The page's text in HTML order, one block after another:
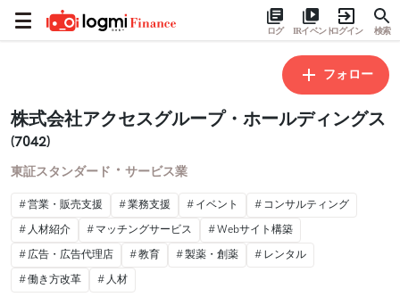
ログ IRイベントログイン 検索
フォロー
株式会社アクセスグループ・ホールディングス
(7042)
東証スタンダード ・ サービス業
営業・販売支援 業務支援 イベント
コンサルティング
人材紹介
マッチングサービス
Webサイト構築
広告・広告代理店
教育 製薬・創薬
レンタル
働き方改革
人材